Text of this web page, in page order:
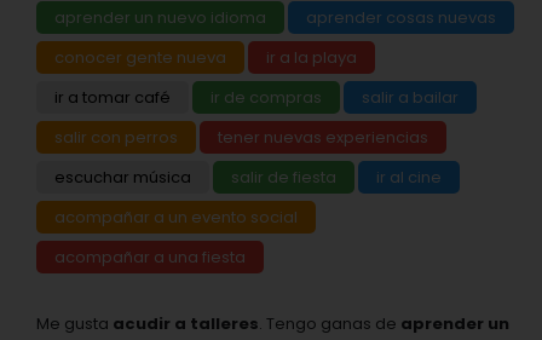
aprender un nuevo idioma
aprender cosas nuevas
conocer gente nueva
ir a la playa
ir a tomar café
ir de compras
salir a bailar
salir con perros
tener nuevas experiencias
escuchar música
salir de fiesta
ir al cine
acompañar a un evento social
acompañar a una fiesta
Me gusta acudir a talleres. Tengo ganas de aprender un